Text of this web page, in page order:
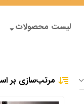
لیست محصولات
مرتب‌سازی بر